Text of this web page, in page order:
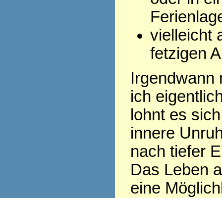
vielleicht
fetzigen
Irgendwann
ich
lohnt es
innere
nach tiefer
Das Leben
eine